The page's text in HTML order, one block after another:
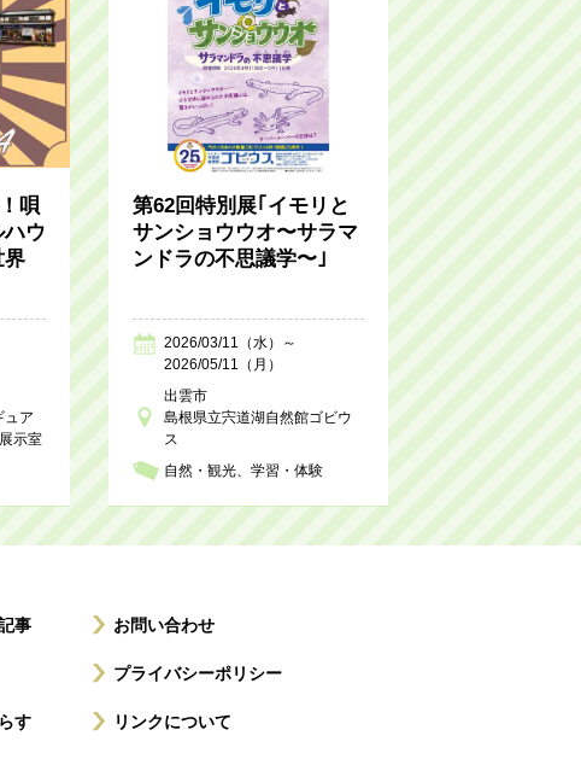
唄
ウ
界
ュア
示室
第62回特別展｢イモリと
サンショウウオ〜サラマ
ンドラの不思議学〜｣
2026/03/11（水）～
2026/05/11（月）
出雲市
島根県立宍道湖自然館ゴビウ
ス
自然・観光
学習・体験
事
す
お問い合わせ
プライバシーポリシー
リンクについて